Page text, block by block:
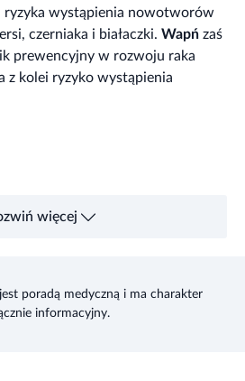
ryzyka wystąpienia nowotworów
czerniaka i białaczki. Wapń zaś
prewencyjny w rozwoju raka
z kolei ryzyko wystąpienia
więcej
poradą medyczną i ma charakter
informacyjny.